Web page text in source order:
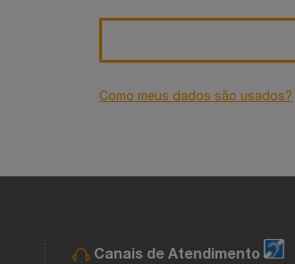
Como meus dados são usados?
Canais de Atendimento